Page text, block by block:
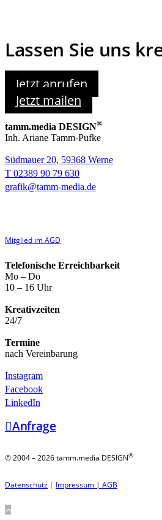
Lassen Sie uns
Jetzt anrufen
Jetzt mailen
tamm.media DESIGN®
Inh. Ariane Tamm-Pufke
Südmauer 20, 59368 Werne
T 02389 90 79 630
grafik@tamm-media.de
Mitglied im AGD
Telefonische Erreichbarkeit
Mo – Do
10 – 16 Uhr
Kreativzeiten
24/7
Termine
nach Vereinbarung
Instagram
Facebook
LinkedIn
Anfrage
© 2004 – 2026 tamm.media DESIGN®
Datenschutz | Impressum | AGB